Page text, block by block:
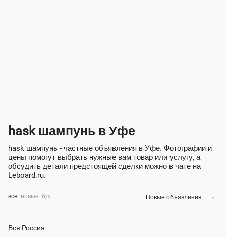
hask шампунь в Уфе
hask шампунь - частные объявления в Уфе. Фотографии и
цены помогут выбрать нужные вам товар или услугу, а
обсудить детали предстоящей сделки можно в чате на
Leboard.ru.
все новые б/у Новые объявления
Вся Россия
Экономия 38%